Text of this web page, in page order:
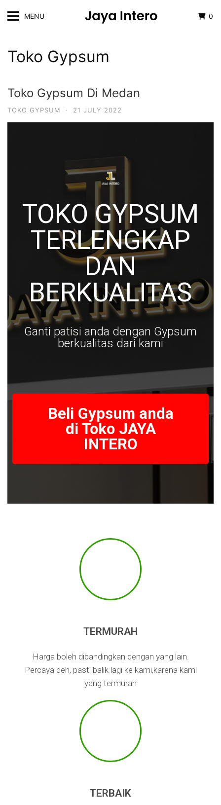
MENU 0
Toko Gypsum
Toko Gypsum Di Medan
TOKO GYPSUM · 21 JULY 2022
TOKO GYPSUM
TERLENGKAP
DAN
BERKUALITAS
Ganti patisi anda dengan Gypsum
berkualitas dari kami
Beli Gypsum anda
di Toko JAYA
INTERO
TERMURAH
Harga boleh dibandingkan dengan yang lain.
Percaya deh, pasti balik lagi ke kami,karena kami
yang termurah
TERBAIK